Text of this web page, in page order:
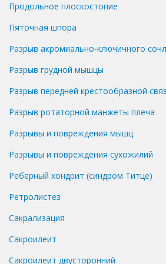
Продольное плоскостопие
Пяточная шпора
Разрыв акромиально-ключичного
Разрыв грудной мышцы
Разрыв передней крестообразной
Разрыв ротаторной манжеты плеча
Разрывы и повреждения мышц
Разрывы и повреждения сухожилий
Реберный хондрит (синдром Титце)
Ретролистез
Сакрализация
Сакроилеит
Сакроилеит двусторонний